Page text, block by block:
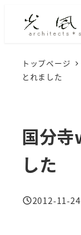
トップページ
とれました
国分
した
投稿日
2012-11-24